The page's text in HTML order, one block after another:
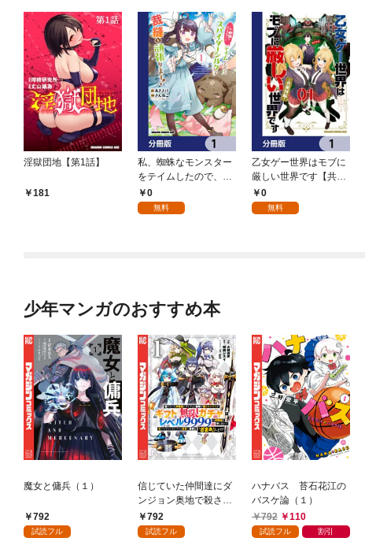
淫獄団地【第1話】
181
私、蜘蛛なモンスター
をテイムしたので、ス
パイダーシルクで裁縫
を頑張ります！【分冊
0
無料
乙女ゲー世界はモブに
厳しい世界です【共和
国編】【分冊版】 1
0
無料
少年マンガのおすすめ本
魔女と傭兵（１）
792
試読フル
信じていた仲間達にダ
ンジョン奥地で殺され
かけたがギフト『無限
ガチャ』でレベル９９
792
試読フル
ハナバス 苔石花江の
バスケ論（１）
792
110
試読フル 割引